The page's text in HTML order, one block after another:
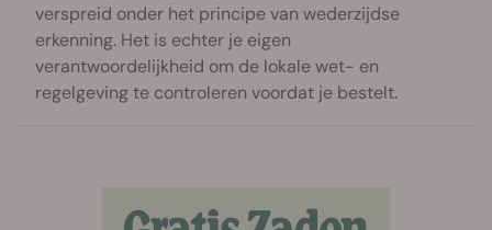
verspreid onder het principe van wederzijdse
erkenning. Het is echter je eigen
verantwoordelijkheid om de lokale wet- en
regelgeving te controleren voordat je bestelt.